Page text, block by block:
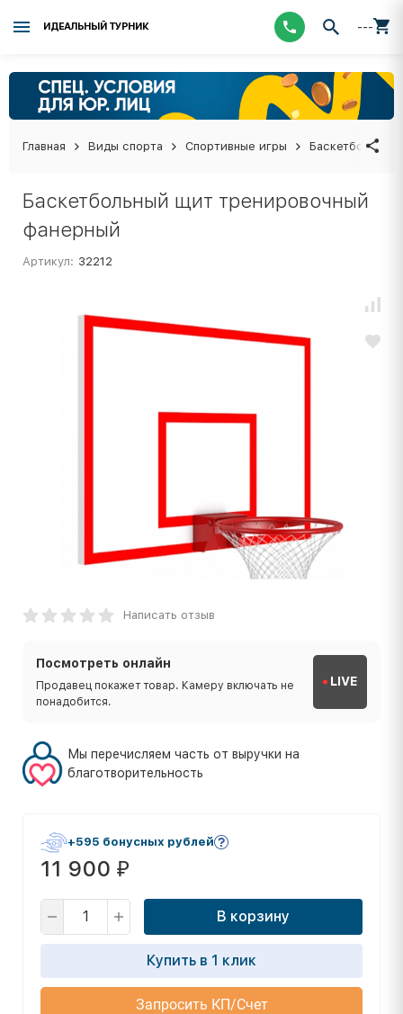
ИДЕАЛЬНЫЙ ТУРНИК ---
Главная Виды спорта Спортивные игры Баскетбол
Баскетбольный щит тренировочный
фанерный
Артикул: 32212
Написать отзыв
Посмотреть онлайн
Продавец покажет товар. Камеру включать не
понадобится.
LIVE
Мы перечисляем часть от выручки на
благотворительность
+595 бонусных рублей
11 900 ₽
В корзину
Купить в 1 клик
Запросить КП/Счет